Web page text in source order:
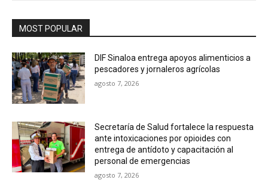
MOST POPULAR
DIF Sinaloa entrega apoyos alimenticios a
pescadores y jornaleros agrícolas
agosto 7, 2026
Secretaría de Salud fortalece la respuesta
ante intoxicaciones por opioides con
entrega de antídoto y capacitación al
personal de emergencias
agosto 7, 2026